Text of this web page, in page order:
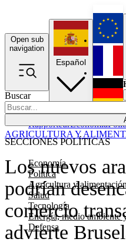
Open sub
navigation
Buscar
SECCIONES POLÍTICAS
Economía
Política
Agricultura y
Salud
Tecnología
Energía, medio ambiente
Defensa
RapporteurEconomía
Español
Los nuevos
podrían
comercio
advierte
AGRICULTURA Y